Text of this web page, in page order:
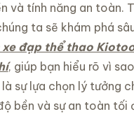
và tính năng an toàn.
ta sẽ khám phá
đạp thể thao
, giúp bạn hiểu rõ vì
sự lựa chọn lý tưởng
bền và sự an toàn tối